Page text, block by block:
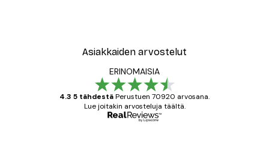
Asiakkaiden arvostelut
ERINOMAISIA
4.3 5 tähdestäPerustuen 70920 arvosana.
Lue joitakin arvosteluja täältä.